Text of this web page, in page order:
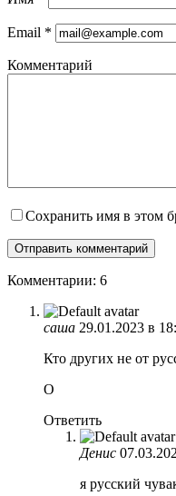
Email *
Комментарий
Сохранить имя в этом
Комментарии: 6
саша 29.01.2023 в
Кто других не от
О
Ответить
Денис
я русский